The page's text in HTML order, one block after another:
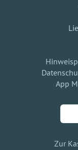
App
Zur